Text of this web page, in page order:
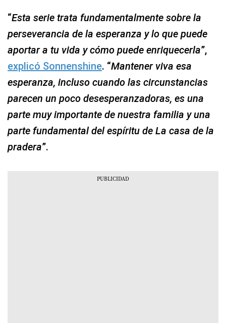
“Esta serie trata fundamentalmente sobre la
perseverancia de la esperanza y lo que puede
aportar a tu vida y cómo puede enriquecerla”,
explicó Sonnenshine. “Mantener viva esa
esperanza, incluso cuando las circunstancias
parecen un poco desesperanzadoras, es una
parte muy importante de nuestra familia y una
parte fundamental del espíritu de La casa de la
pradera”.